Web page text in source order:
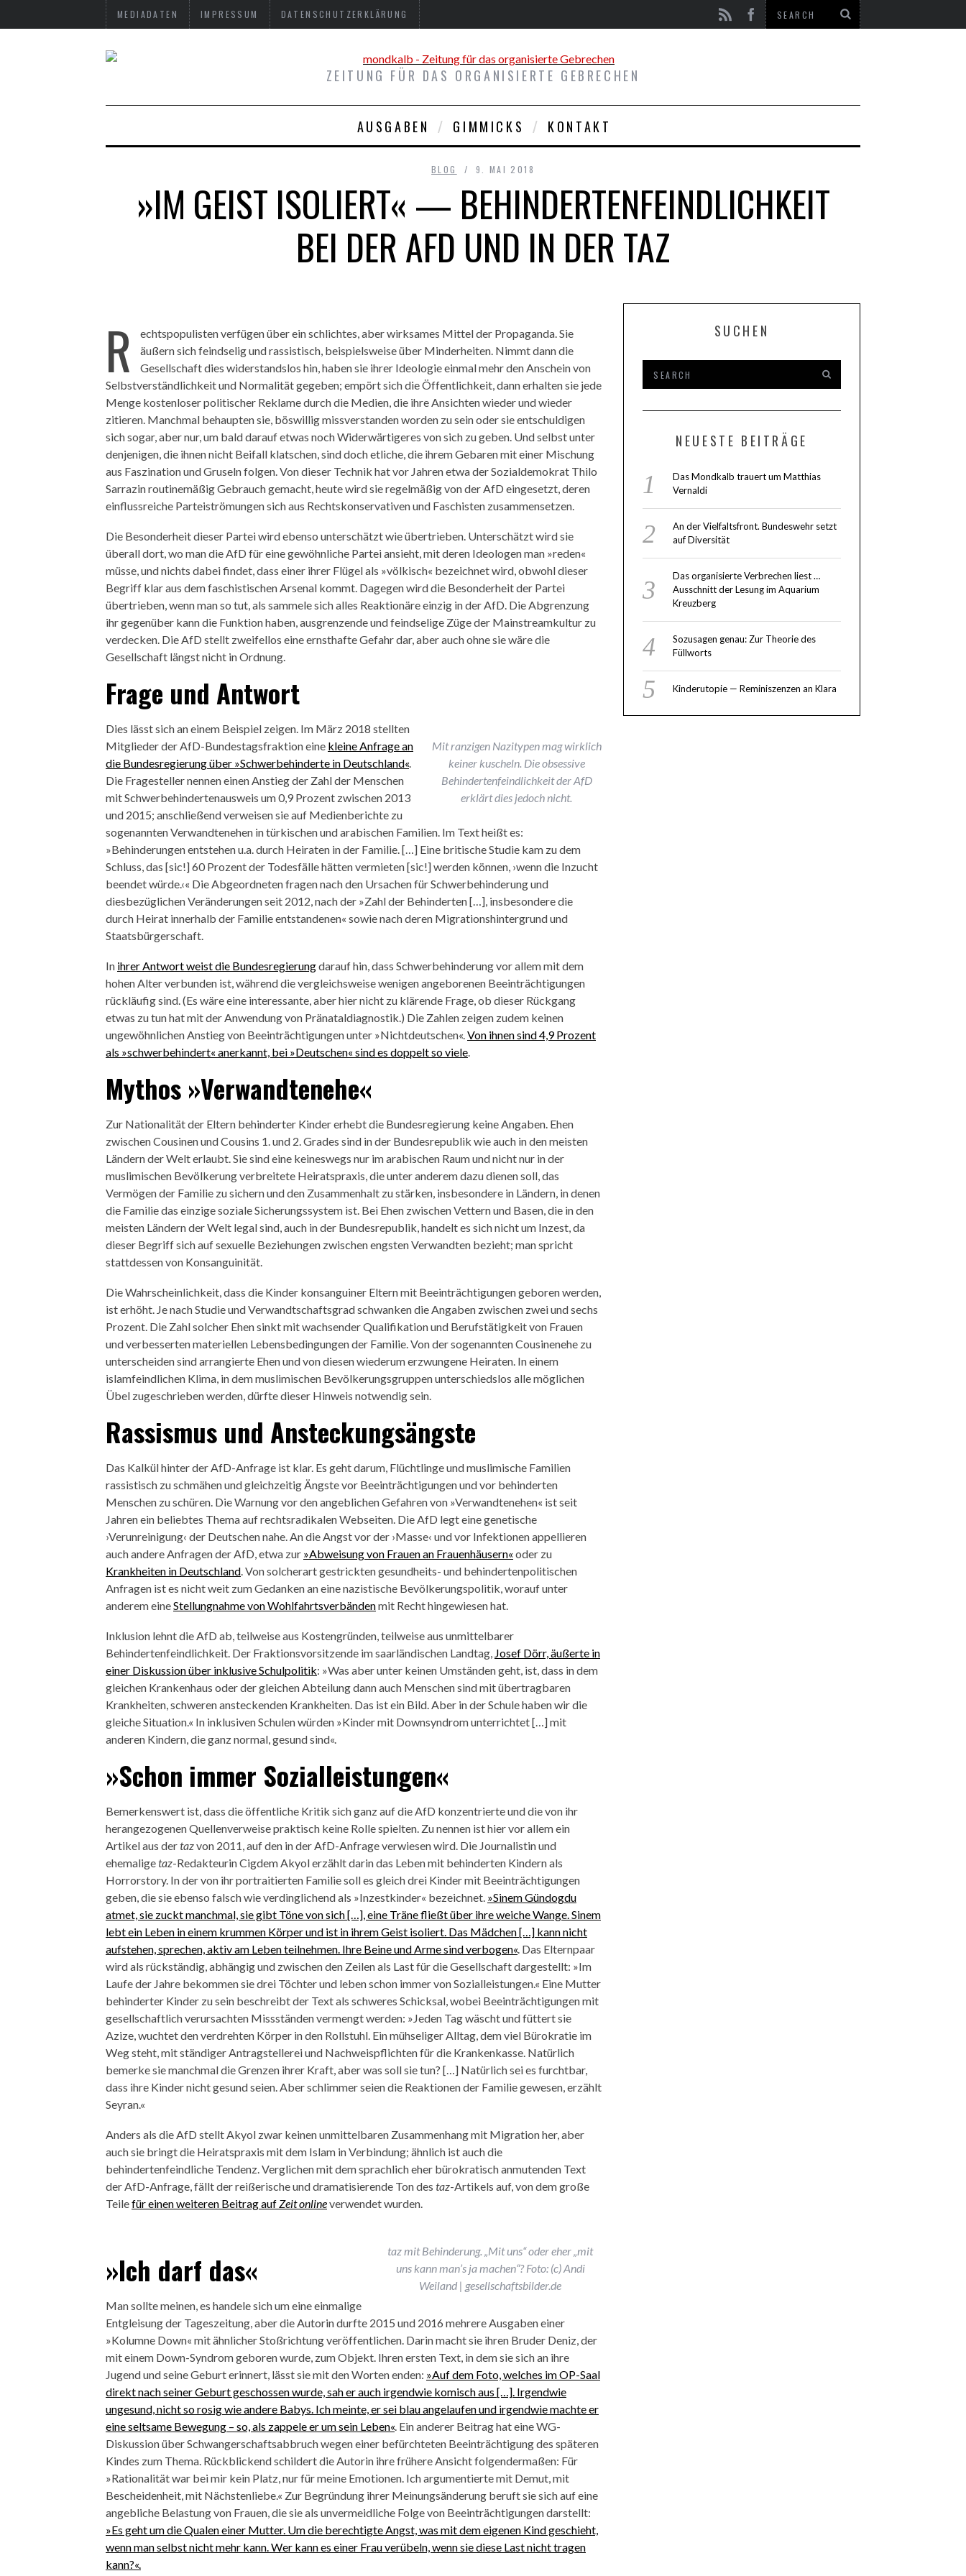
MEDIADATEN IMPRESSUM DATENSCHUTZERKLÄRUNG
ZEITUNG FÜR DAS ORGANISIERTE GEBRECHEN
AUSGABEN GIMMICKS KONTAKT
BLOG 9. MAI 2018
»IM GEIST ISOLIERT« — BEHINDERTENFEINDLICHKEIT
BEI DER AFD UND IN DER TAZ
R
echtspopulisten verfügen über ein schlichtes, aber wirksames Mittel der Propaganda. Sie
äußern sich feindselig und rassistisch, beispielsweise über Minderheiten. Nimmt dann die
Gesellschaft dies widerstandslos hin, haben sie ihrer Ideologie einmal mehr den Anschein von
Selbstverständlichkeit und Normalität gegeben; empört sich die Öffentlichkeit, dann erhalten sie jede
Menge kostenloser politischer Reklame durch die Medien, die ihre Ansichten wieder und wieder
zitieren. Manchmal behaupten sie, böswillig missverstanden worden zu sein oder sie entschuldigen
sich sogar, aber nur, um bald darauf etwas noch Widerwärtigeres von sich zu geben. Und selbst unter
denjenigen, die ihnen nicht Beifall klatschen, sind doch etliche, die ihrem Gebaren mit einer Mischung
aus Faszination und Gruseln folgen. Von dieser Technik hat vor Jahren etwa der Sozialdemokrat Thilo
Sarrazin routinemäßig Gebrauch gemacht, heute wird sie regelmäßig von der AfD eingesetzt, deren
einflussreiche Parteiströmungen sich aus Rechtskonservativen und Faschisten zusammensetzen.
Die Besonderheit dieser Partei wird ebenso unterschätzt wie übertrieben. Unterschätzt wird sie
überall dort, wo man die AfD für eine gewöhnliche Partei ansieht, mit deren Ideologen man »reden«
müsse, und nichts dabei findet, dass einer ihrer Flügel als »völkisch« bezeichnet wird, obwohl dieser
Begriff klar aus dem faschistischen Arsenal kommt. Dagegen wird die Besonderheit der Partei
übertrieben, wenn man so tut, als sammele sich alles Reaktionäre einzig in der AfD. Die Abgrenzung
ihr gegenüber kann die Funktion haben, ausgrenzende und feindselige Züge der Mainstreamkultur zu
verdecken. Die AfD stellt zweifellos eine ernsthafte Gefahr dar, aber auch ohne sie wäre die
Gesellschaft längst nicht in Ordnung.
Frage und Antwort
Mit ranzigen Nazitypen mag wirklich
keiner kuscheln. Die obsessive
Behindertenfeindlichkeit der AfD
erklärt dies jedoch nicht.
Dies lässt sich an einem Beispiel zeigen. Im März 2018 stellten
Mitglieder der AfD-Bundestagsfraktion eine kleine Anfrage an
die Bundesregierung über »Schwerbehinderte in Deutschland«.
Die Fragesteller nennen einen Anstieg der Zahl der Menschen
mit Schwerbehindertenausweis um 0,9 Prozent zwischen 2013
und 2015; anschließend verweisen sie auf Medienberichte zu
sogenannten Verwandtenehen in türkischen und arabischen Familien. Im Text heißt es:
»Behinderungen entstehen u.a. durch Heiraten in der Familie. […] Eine britische Studie kam zu dem
Schluss, das [sic!] 60 Prozent der Todesfälle hätten vermieten [sic!] werden können, ›wenn die Inzucht
beendet würde.‹« Die Abgeordneten fragen nach den Ursachen für Schwerbehinderung und
diesbezüglichen Veränderungen seit 2012, nach der »Zahl der Behinderten […], insbesondere die
durch Heirat innerhalb der Familie entstandenen« sowie nach deren Migrationshintergrund und
Staatsbürgerschaft.
In ihrer Antwort weist die Bundesregierungdarauf hin, dass Schwerbehinderung vor allem mit dem
hohen Alter verbunden ist, während die vergleichsweise wenigen angeborenen Beeinträchtigungen
rückläufig sind. (Es wäre eine interessante, aber hier nicht zu klärende Frage, ob dieser Rückgang
etwas zu tun hat mit der Anwendung von Pränataldiagnostik.) Die Zahlen zeigen zudem keinen
ungewöhnlichen Anstieg von Beeinträchtigungen unter »Nichtdeutschen«.Von ihnen sind 4,9 Prozent
als »schwerbehindert« anerkannt, bei »Deutschen« sind es doppelt so viele.
Mythos »Verwandtenehe«
Zur Nationalität der Eltern behinderter Kinder erhebt die Bundesregierung keine Angaben. Ehen
zwischen Cousinen und Cousins 1. und 2. Grades sind in der Bundesrepublik wie auch in den meisten
Ländern der Welt erlaubt. Sie sind eine keineswegs nur im arabischen Raum und nicht nur in der
muslimischen Bevölkerung verbreitete Heiratspraxis, die unter anderem dazu dienen soll, das
Vermögen der Familie zu sichern und den Zusammenhalt zu stärken, insbesondere in Ländern, in denen
die Familie das einzige soziale Sicherungssystem ist. Bei Ehen zwischen Vettern und Basen, die in den
meisten Ländern der Welt legal sind, auch in der Bundesrepublik, handelt es sich nicht um Inzest, da
dieser Begriff sich auf sexuelle Beziehungen zwischen engsten Verwandten bezieht; man spricht
stattdessen von Konsanguinität.
Die Wahrscheinlichkeit, dass die Kinder konsanguiner Eltern mit Beeinträchtigungen geboren werden,
ist erhöht. Je nach Studie und Verwandtschaftsgrad schwanken die Angaben zwischen zwei und sechs
Prozent. Die Zahl solcher Ehen sinkt mit wachsender Qualifikation und Berufstätigkeit von Frauen
und verbesserten materiellen Lebensbedingungen der Familie. Von der sogenannten Cousinenehe zu
unterscheiden sind arrangierte Ehen und von diesen wiederum erzwungene Heiraten. In einem
islamfeindlichen Klima, in dem muslimischen Bevölkerungsgruppen unterschiedslos alle möglichen
Übel zugeschrieben werden, dürfte dieser Hinweis notwendig sein.
Rassismus und Ansteckungsängste
Das Kalkül hinter der AfD-Anfrage ist klar. Es geht darum, Flüchtlinge und muslimische Familien
rassistisch zu schmähen und gleichzeitig Ängste vor Beeinträchtigungen und vor behinderten
Menschen zu schüren. Die Warnung vor den angeblichen Gefahren von »Verwandtenehen« ist seit
Jahren ein beliebtes Thema auf rechtsradikalen Webseiten. Die AfD legt eine genetische
›Verunreinigung‹ der Deutschen nahe. An die Angst vor der ›Masse‹ und vor Infektionen appellieren
auch andere Anfragen der AfD, etwa zur »Abweisung von Frauen an Frauenhäusern« oder zu
Krankheiten in Deutschland. Von solcherart gestrickten gesundheits- und behindertenpolitischen
Anfragen ist es nicht weit zum Gedanken an eine nazistische Bevölkerungspolitik, worauf unter
anderem eineStellungnahme von Wohlfahrtsverbändenmit Recht hingewiesen hat.
Inklusion lehnt die AfD ab, teilweise aus Kostengründen, teilweise aus unmittelbarer
Behindertenfeindlichkeit. Der Fraktionsvorsitzende im saarländischen Landtag, Josef Dörr, äußerte in
einer Diskussion über inklusive Schulpolitik: »Was aber unter keinen Umständen geht, ist, dass in dem
gleichen Krankenhaus oder der gleichen Abteilung dann auch Menschen sind mit übertragbaren
Krankheiten, schweren ansteckenden Krankheiten. Das ist ein Bild. Aber in der Schule haben wir die
gleiche Situation.« In inklusiven Schulen würden »Kinder mit Downsyndrom unterrichtet […] mit
anderen Kindern, die ganz normal, gesund sind«.
»Schon immer Sozialleistungen«
Bemerkenswert ist, dass die öffentliche Kritik sich ganz auf die AfD konzentrierte und die von ihr
herangezogenen Quellenverweise praktisch keine Rolle spielten. Zu nennen ist hier vor allem ein
Artikel aus dertazvon 2011, auf den in der AfD-Anfrage verwiesen wird. Die Journalistin und
ehemaligetaz-Redakteurin Cigdem Akyol erzählt darin das Leben mit behinderten Kindern als
Horrorstory. In der von ihr portraitierten Familie soll es gleich drei Kinder mit Beeinträchtigungen
geben, die sie ebenso falsch wie verdinglichend als »Inzestkinder« bezeichnet. »Sinem Gündogdu
atmet, sie zuckt manchmal, sie gibt Töne von sich […], eine Träne fließt über ihre weiche Wange. Sinem
lebt ein Leben in einem krummen Körper und ist in ihrem Geist isoliert. Das Mädchen […] kann nicht
aufstehen, sprechen, aktiv am Leben teilnehmen. Ihre Beine und Arme sind verbogen«. Das Elternpaar
wird als rückständig, abhängig und zwischen den Zeilen als Last für die Gesellschaft dargestellt: »Im
Laufe der Jahre bekommen sie drei Töchter und leben schon immer von Sozialleistungen.« Eine Mutter
behinderter Kinder zu sein beschreibt der Text als schweres Schicksal, wobei Beeinträchtigungen mit
gesellschaftlich verursachten Missständen vermengt werden: »Jeden Tag wäscht und füttert sie
Azize, wuchtet den verdrehten Körper in den Rollstuhl. Ein mühseliger Alltag, dem viel Bürokratie im
Weg steht, mit ständiger Antragstellerei und Nachweispflichten für die Krankenkasse. Natürlich
bemerke sie manchmal die Grenzen ihrer Kraft, aber was soll sie tun? […] Natürlich sei es furchtbar,
dass ihre Kinder nicht gesund seien. Aber schlimmer seien die Reaktionen der Familie gewesen, erzählt
Seyran.«
Anders als die AfD stellt Akyol zwar keinen unmittelbaren Zusammenhang mit Migration her, aber
auch sie bringt die Heiratspraxis mit dem Islam in Verbindung; ähnlich ist auch die
behindertenfeindliche Tendenz. Verglichen mit dem sprachlich eher bürokratisch anmutenden Text
der AfD-Anfrage, fällt der reißerische und dramatisierende Ton des taz-Artikels auf, von dem große
Teilefür einen weiteren Beitrag aufZeit onlineverwendet wurden.
taz mit Behinderung. „Mit uns“ oder eher „mit
uns kann man’s ja machen“? Foto: (c) Andi
Weiland | gesellschaftsbilder.de
»Ich darf das«
Man sollte meinen, es handele sich um eine einmalige
Entgleisung der Tageszeitung, aber die Autorin durfte 2015 und 2016 mehrere Ausgaben einer
»Kolumne Down« mit ähnlicher Stoßrichtung veröffentlichen. Darin macht sie ihren Bruder Deniz, der
mit einem Down-Syndrom geboren wurde, zum Objekt. Ihren ersten Text, in dem sie sich an ihre
Jugend und seine Geburt erinnert, lässt sie mit den Worten enden: »Auf dem Foto, welches im OP-Saal
direkt nach seiner Geburt geschossen wurde, sah er auch irgendwie komisch aus […]. Irgendwie
ungesund, nicht so rosig wie andere Babys. Ich meinte, er sei blau angelaufen und irgendwie machte er
eine seltsame Bewegung – so, als zappele er um sein Leben«. Ein anderer Beitrag hat eine WG-
Diskussion über Schwangerschaftsabbruch wegen einer befürchteten Beeinträchtigung des späteren
Kindes zum Thema. Rückblickend schildert die Autorin ihre frühere Ansicht folgendermaßen: Für
»Rationalität war bei mir kein Platz, nur für meine Emotionen. Ich argumentierte mit Demut, mit
Bescheidenheit, mit Nächstenliebe.« Zur Begründung ihrer Meinungsänderung beruft sie sich auf eine
angebliche Belastung von Frauen, die sie als unvermeidliche Folge von Beeinträchtigungen darstellt:
»Es geht um die Qualen einer Mutter. Um die berechtigte Angst, was mit dem eigenen Kind geschieht,
wenn man selbst nicht mehr kann. Wer kann es einer Frau verübeln, wenn sie diese Last nicht tragen
kann?«.
SUCHEN
NEUESTE BEITRÄGE
Das Mondkalb trauert um Matthias
Vernaldi
An der Vielfaltsfront. Bundeswehr setzt
auf Diversität
Das organisierte Verbrechen liest …
Ausschnitt der Lesung im Aquarium
Kreuzberg
Sozusagen genau: Zur Theorie des
Füllworts
Kinderutopie — Reminiszenzen an Klara